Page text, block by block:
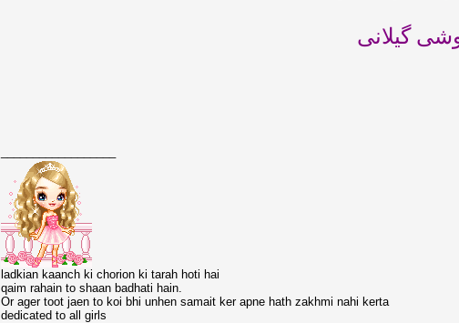
گیلانی
ladkian kaanch ki chorion ki tarah hoti hai
qaim rahain to shaan badhati hain.
Or ager toot jaen to koi bhi unhen samait ker apne hath zakhmi nahi kerta
dedicated to all girls